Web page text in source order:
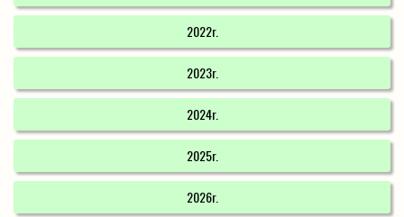
2022r.
2023r.
2024r.
2025r.
2026r.